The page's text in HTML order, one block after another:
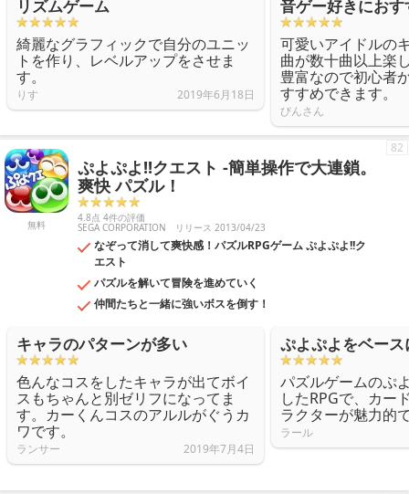
リズムゲーム
綺麗なグラフィックで自分のユニッ
トを作り、レベルアップをさせま
す。
りす 2019年6月18日
音ゲー好きにおす
可愛いアイドルの
曲が数十曲以上楽
豊富なので初心者
すすめできます。
びんさん
無料
ぷよぷよ!!クエスト -簡単操作で大連鎖。
爽快 パズル！
4.8点 4件の評価
SEGA CORPORATION リリース 2013/04/23
なぞって消して爽快感！パズルRPGゲーム ぷよぷよ!!ク
エスト
パズルを解いて冒険を進めていく
仲間たちと一緒に強いボスを倒す！
82
キャラのパターンが多い
色んなコスをしたキャラが出てボイ
スもちゃんと別ゼリフになってま
す。カーくんコスのアルルがぐうカ
ワです。
ランサー 2019年7月4日
ぷよぷよをベース
パズルゲームのぷ
したRPGで、カー
ラクターが魅力的
ラール